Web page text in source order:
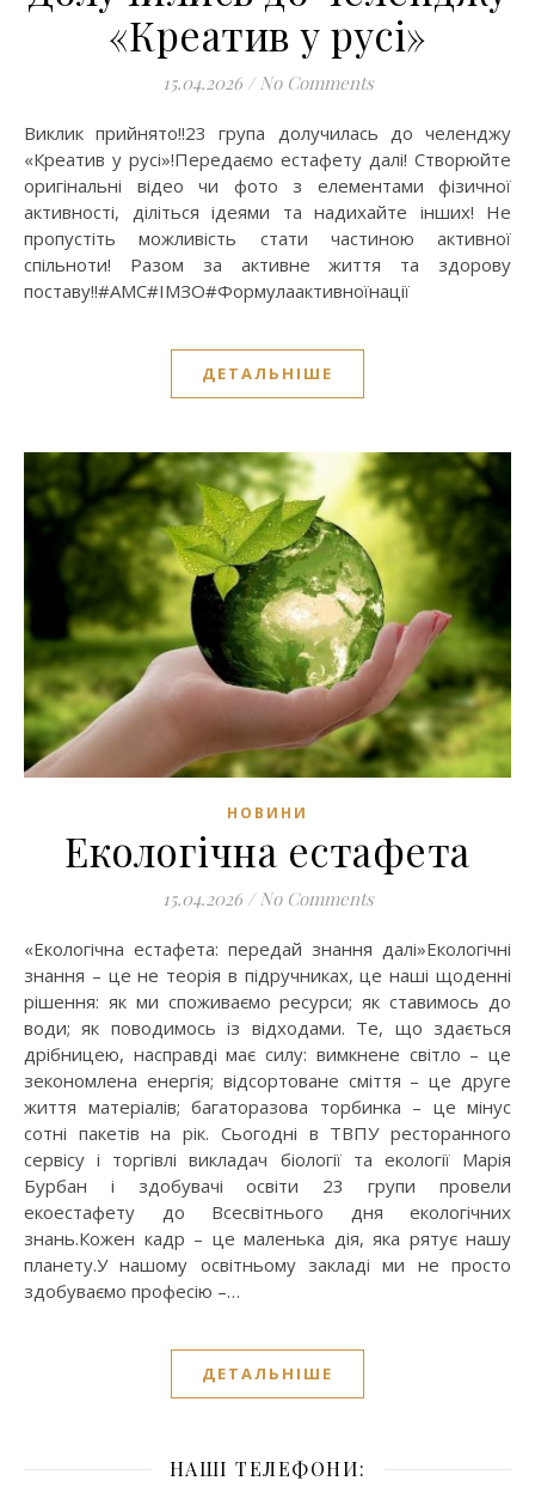
«Креатив у русі»
15.04.2026 / No Comments
Виклик прийнято!!23 група долучилась до челенджу
«Креатив у русі»!Передаємо естафету далі! Створюйте
оригінальні відео чи фото з елементами фізичної
активності, діліться ідеями та надихайте інших! Не
пропустіть можливість стати частиною активної
спільноти! Разом за активне життя та здорову
поставу!!#АМС#ІМЗО#Формулаактивноїнації
ДЕТАЛЬНІШЕ
НОВИНИ
Екологічна естафета
15.04.2026 / No Comments
«Екологічна естафета: передай знання далі»Екологічні
знання – це не теорія в підручниках, це наші щоденні
рішення: як ми споживаємо ресурси; як ставимось до
води; як поводимось із відходами. Те, що здається
дрібницею, насправді має силу: вимкнене світло – це
зекономлена енергія; відсортоване сміття – це друге
життя матеріалів; багаторазова торбинка – це мінус
сотні пакетів на рік. Сьогодні в ТВПУ ресторанного
сервісу і торгівлі викладач біології та екології Марія
Бурбан і здобувачі освіти 23 групи провели
екоестафету до Всесвітнього дня екологічних
знань.Кожен кадр – це маленька дія, яка рятує нашу
планету.У нашому освітньому закладі ми не просто
здобуваємо професію –…
ДЕТАЛЬНІШЕ
НАШІ ТЕЛЕФОНИ: